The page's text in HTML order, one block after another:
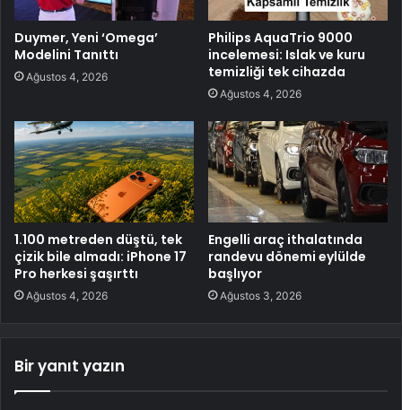
Duymer, Yeni ‘Omega’
Modelini Tanıttı
Ağustos 4, 2026
Philips AquaTrio 9000
incelemesi: Islak ve kuru
temizliği tek cihazda
Ağustos 4, 2026
1.100 metreden düştü, tek
çizik bile almadı: iPhone 17
Pro herkesi şaşırttı
Ağustos 4, 2026
Engelli araç ithalatında
randevu dönemi eylülde
başlıyor
Ağustos 3, 2026
Bir yanıt yazın